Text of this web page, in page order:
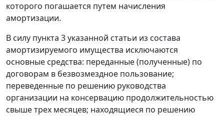
которого погашается путем начисления
амортизации.
В силу пункта 3указанной статьи из состава
амортизируемого имущества исключаются
основные средства: переданные (полученные) по
договорам в безвозмездное пользование;
переведенные по решению руководства
организации на консервацию продолжительностью
свыше трех месяцев; находящиеся по решению